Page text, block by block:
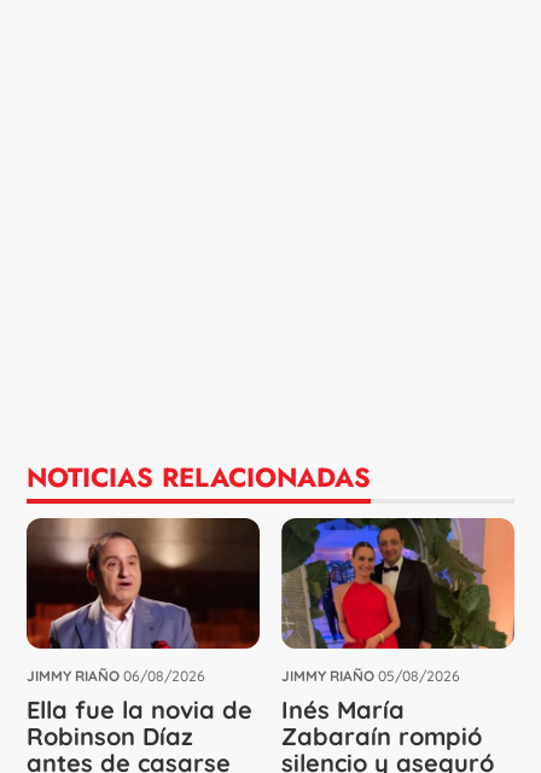
NOTICIAS RELACIONADAS
JIMMY RIAÑO 06/08/2026
Ella fue la novia de
Robinson Díaz
antes de casarse
JIMMY RIAÑO 05/08/2026
Inés María
Zabaraín rompió
silencio y aseguró